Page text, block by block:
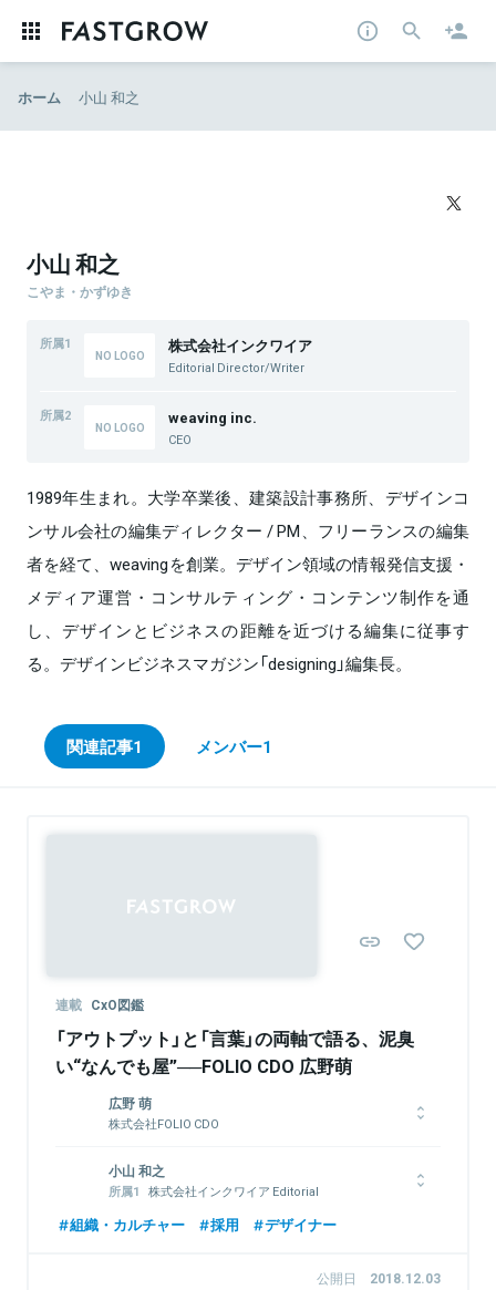
ホーム 小山 和之
小山 和之
こやま・かずゆき
所属1 株式会社インクワイア
Editorial Director/Writer
所属2 weaving inc.
CEO
1989年生まれ。大学卒業後、建築設計事務所、デザインコ
ンサル会社の編集ディレクター / PM、フリーランスの編集
者を経て、weavingを創業。デザイン領域の情報発信支援・
メディア運営・コンサルティング・コンテンツ制作を通
し、デザインとビジネスの距離を近づける編集に従事す
る。デザインビジネスマガジン「designing」編集長。
関連記事1 メンバー1
連載 CxO図鑑
「アウトプット」と「言葉」の両軸で語る、泥臭
い“なんでも屋”──FOLIO CDO 広野萌
広野 萌
株式会社FOLIO CDO
入社。UX推進部や経営企画などを経て、2015年にFOLIOを共同
創業。CDO（Cheif Design Officer）としてFOLIOにおけるサービ
ス設計からコーポレートブランディング、プロダクトマネジメン
ト等を担ってきた。1,000人のデザイナーが集まるカンファレン
小山 和之
株式会社インクワイア Editorial
weaving inc. CEO
ル会社の編集ディレクター / PM、フリーランスの編集者を経
組織・カルチャー 採用 デザイナー
公開日 2018.12.03